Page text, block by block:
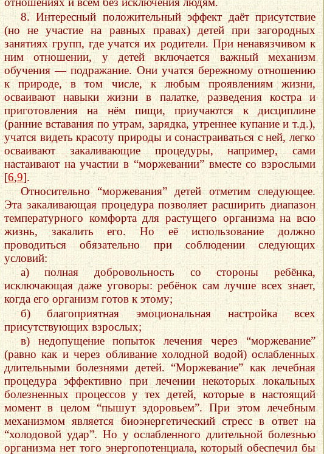
8. Интересный положительный эффект даёт присутствие
(но не участие на равных правах) детей при загородных
занятиях групп, где учатся их родители. При ненавязчивом к
ним отношении, у детей включается важный механизм
обучения — подражание. Они учатся бережному отношению
к природе, в том числе, к любым проявлениям жизни,
осваивают навыки жизни в палатке, разведения костра и
приготовления на нём пищи, приучаются к дисциплине
(ранние вставания по утрам, зарядка, утреннее купание и т.д.),
учатся видеть красоту природы и сонастраиваться с ней, легко
осваивают закаливающие процедуры, например, сами
настаивают на участии в “моржевании” вместе со взрослыми
[6,9].
Относительно “моржевания” детей отметим следующее.
Эта закаливающая процедура позволяет расширить диапазон
температурного комфорта для растущего организма на всю
жизнь, закалить его. Но её использование должно
проводиться обязательно при соблюдении следующих
условий:
а) полная добровольность со стороны ребёнка,
исключающая даже уговоры: ребёнок сам лучше всех знает,
когда его организм готов к этому;
б) благоприятная эмоциональная настройка всех
присутствующих взрослых;
в) недопущение попыток лечения через “моржевание”
(равно как и через обливание холодной водой) ослабленных
длительными болезнями детей. “Моржевание” как лечебная
процедура эффективно при лечении некоторых локальных
болезненных процессов у тех детей, которые в настоящий
момент в целом “пышут здоровьем”. При этом лечебным
механизмом является биоэнергетический стресс в ответ на
“холодовой удар”. Но у ослабленного длительной болезнью
организма нет того энергопотенциала, который обеспечил бы